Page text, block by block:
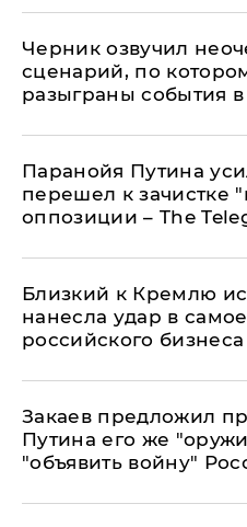
Черник озвучил
сценарий, по
разыграны события
Паранойя Путина
перешел к зачистке
оппозиции – The
Близкий к Кремлю
нанесла удар в
российского бизнеса
Закаев предложил
Путина его же
"объявить войну"